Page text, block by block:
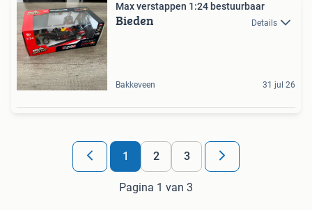
Max verstappen 1:24 bestuurbaar
Bieden Details
Bakkeveen 31 jul 26
1 2 3
Pagina 1 van 3